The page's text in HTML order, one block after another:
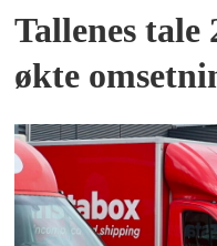
Tallenes tale
økte